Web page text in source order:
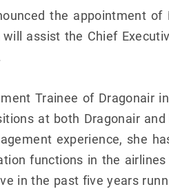
the appointment
assist the Chief
Trainee of Dragonair
at both Dragonair
experience, she
functions in the
in the past five years